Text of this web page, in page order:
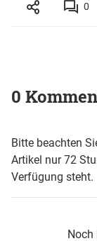
0
0
Bitte beachten
Artikel nur 72
Verfügung steht.
Noch